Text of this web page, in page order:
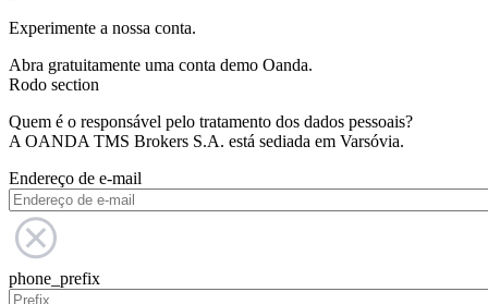
Experimente a nossa conta.
Abra gratuitamente uma conta demo Oanda.
Rodo section
Quem é o responsável pelo tratamento dos dados pessoais?
A OANDA TMS Brokers S.A. está sediada em Varsóvia.
Endereço de e-mail
phone_prefix